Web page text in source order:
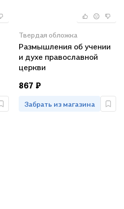
Твердая обложка
Размышления об учении
и духе православной
церкви
867 ₽
Забрать из магазина